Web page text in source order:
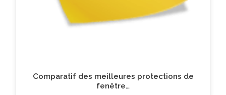
Comparatif des meilleures protections de
fenêtre…